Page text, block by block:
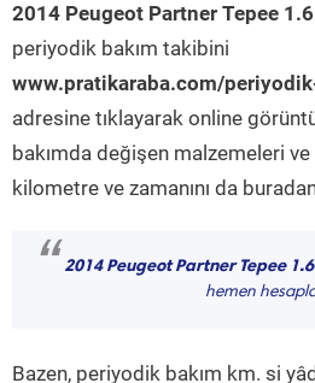
2014 Peugeot Partner Tepee
periyodik bakım takibini
www.pratikaraba.com/
adresine tıklayarak online
bakımda değişen malzemeleri
kilometre ve zamanını da
“ 2014 Peugeot Partner Tepee
hemen
Bazen, periyodik bakım km. si